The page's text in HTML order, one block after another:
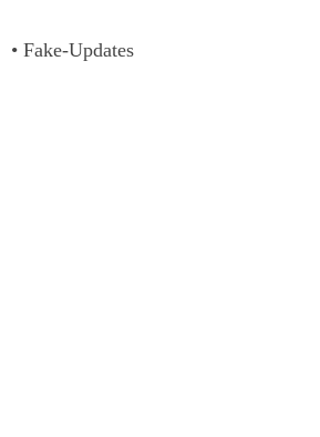
• Fake-Updates